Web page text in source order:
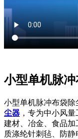
小型单机脉冲
小型单机脉冲布袋
尘器 ，专为中小风
建材、冶金、食品
质涤纶针刺毡、防静